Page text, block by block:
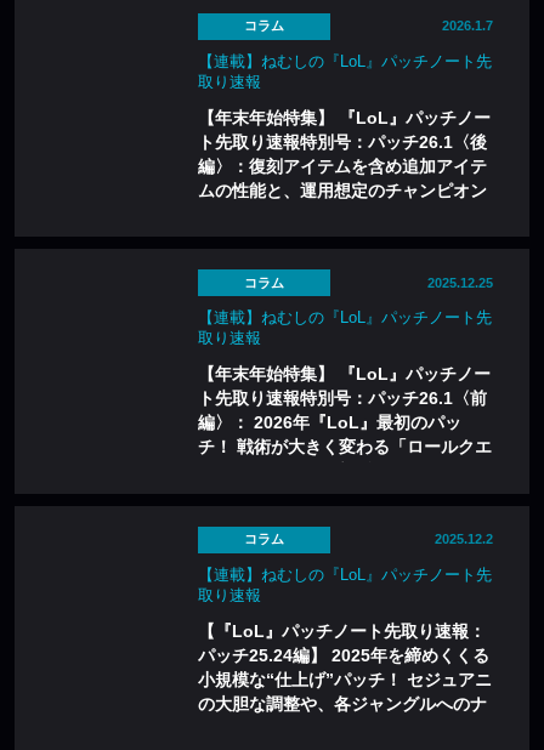
コラム 2026.1.7
【連載】ねむしの『LoL』パッチノート先
取り速報
【年末年始特集】 『LoL』パッチノー
ト先取り速報特別号：パッチ26.1〈後
編〉：復刻アイテムを含め追加アイテ
ムの性能と、運用想定のチャンピオン
る？
コラム 2025.12.25
【連載】ねむしの『LoL』パッチノート先
取り速報
【年末年始特集】 『LoL』パッチノー
ト先取り速報特別号：パッチ26.1〈前
編〉： 2026年『LoL』最初のパッ
チ！ 戦術が大きく変わる「ロールクエ
コラム 2025.12.2
【連載】ねむしの『LoL』パッチノート先
取り速報
【『LoL』パッチノート先取り速報：
パッチ25.24編】 2025年を締めくくる
小規模な“仕上げ”パッチ！ セジュアニ
の大胆な調整や、各ジャングルへのナ